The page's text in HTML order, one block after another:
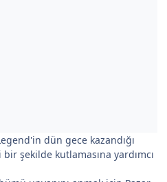
dün gece kazandığı
şekilde kutlamasına yardımcı